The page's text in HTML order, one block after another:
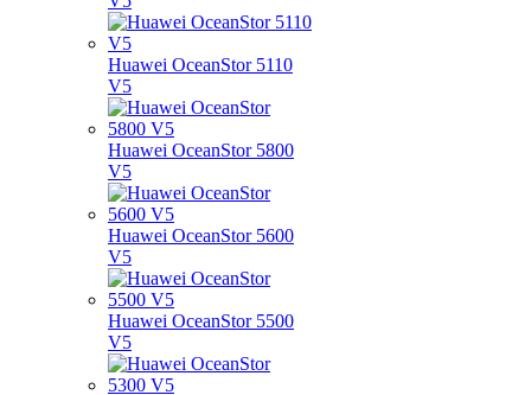
Huawei OceanStor 5110
V5
Huawei OceanStor 5800
V5
Huawei OceanStor 5600
V5
Huawei OceanStor 5500
V5